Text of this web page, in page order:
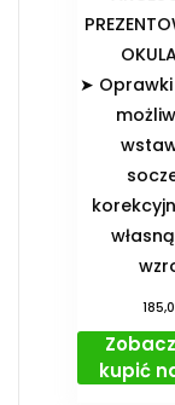
➤ Oprawki
kupić